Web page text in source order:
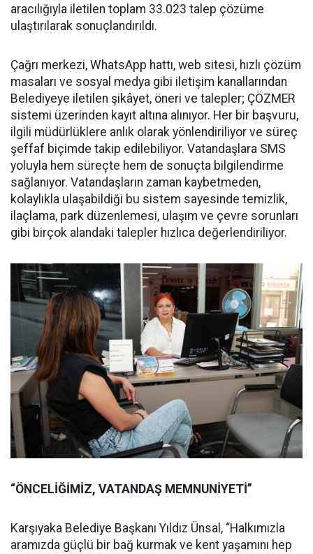
aracılığıyla iletilen toplam 33.023 talep çözüme
ulaştırılarak sonuçlandırıldı.
Çağrı merkezi, WhatsApp hattı, web sitesi, hızlı çözüm
masaları ve sosyal medya gibi iletişim kanallarından
Belediyeye iletilen şikâyet, öneri ve talepler; ÇÖZMER
sistemi üzerinden kayıt altına alınıyor. Her bir başvuru,
ilgili müdürlüklere anlık olarak yönlendiriliyor ve süreç
şeffaf biçimde takip edilebiliyor. Vatandaşlara SMS
yoluyla hem süreçte hem de sonuçta bilgilendirme
sağlanıyor. Vatandaşların zaman kaybetmeden,
kolaylıkla ulaşabildiği bu sistem sayesinde temizlik,
ilaçlama, park düzenlemesi, ulaşım ve çevre sorunları
gibi birçok alandaki talepler hızlıca değerlendiriliyor.
“ÖNCELİĞİMİZ, VATANDAŞ MEMNUNİYETİ”
Karşıyaka Belediye Başkanı Yıldız Ünsal, “Halkımızla
aramızda güçlü bir bağ kurmak ve kent yaşamını hep